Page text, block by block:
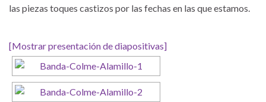
las piezas toques castizos por las fechas en las que estamos.
[Mostrar presentación de diapositivas]